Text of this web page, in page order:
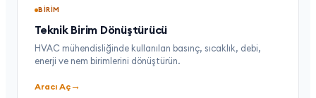
BIRIM
Teknik Birim Dönüştürücü
HVAC mühendisliğinde kullanılan basınç, sıcaklık, debi,
enerji ve nem birimlerini dönüştürün.
Aracı Aç→